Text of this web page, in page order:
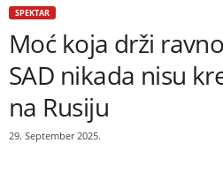
SPEKTAR
Moć koja drži
SAD nikada nisu
na Rusiju
29. September 2025.